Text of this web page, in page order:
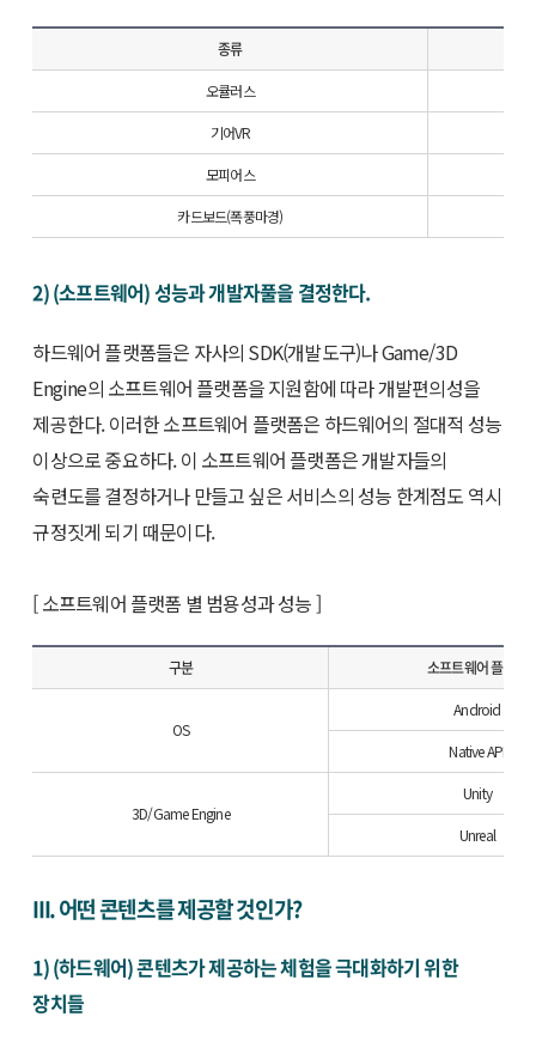
종류
오큘러스
기어VR
모피어스
카드보드(폭풍마경)
2) (소프트웨어) 성능과 개발자풀을 결정한다.
하드웨어 플랫폼들은 자사의 SDK(개발도구)나 Game/3D
Engine의 소프트웨어 플랫폼을 지원함에 따라 개발편의성을
제공한다. 이러한 소프트웨어 플랫폼은 하드웨어의 절대적 성능
이상으로 중요하다. 이 소프트웨어 플랫폼은 개발자들의
숙련도를 결정하거나 만들고 싶은 서비스의 성능 한계점도 역시
규정짓게 되기 때문이다.
[ 소프트웨어 플랫폼 별 범용성과 성능 ]
구분 소프트웨어 플랫폼
OS
Android
Native API
3D/Game Engine
Unity
Unreal
III. 어떤 콘텐츠를 제공할 것인가?
1) (하드웨어) 콘텐츠가 제공하는 체험을 극대화하기 위한
장치들